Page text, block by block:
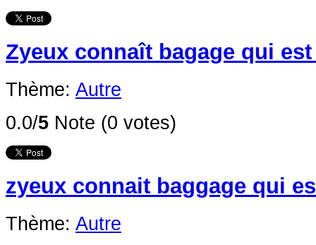
Zyeux connaît bagage qui
Thème: Autre
0.0/5 Note (0 votes)
zyeux connait baggage qui
Thème: Autre